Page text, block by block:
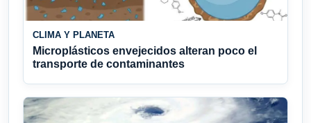
CLIMA Y PLANETA
Microplásticos envejecidos alteran poco el
transporte de contaminantes